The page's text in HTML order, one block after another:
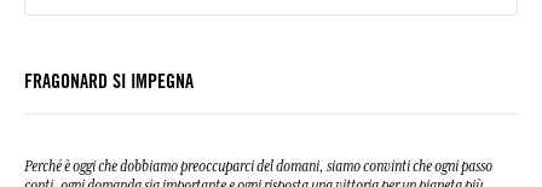
FRAGONARD SI IMPEGNA
Perché è oggi che dobbiamo preoccuparci del domani, siamo convinti che ogni passo